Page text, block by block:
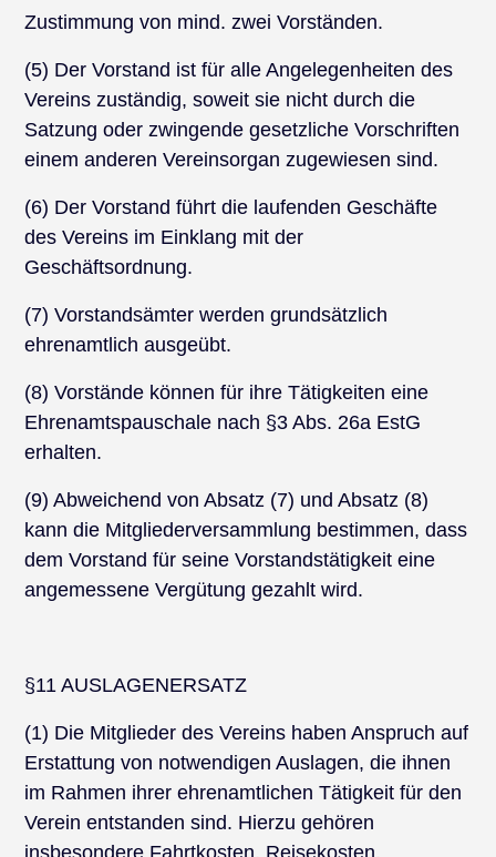
Zustimmung von mind. zwei Vorständen.
(5) Der Vorstand ist für alle Angelegenheiten des
Vereins zuständig, soweit sie nicht durch die
Satzung oder zwingende gesetzliche Vorschriften
einem anderen Vereinsorgan zugewiesen sind.
(6) Der Vorstand führt die laufenden Geschäfte
des Vereins im Einklang mit der
Geschäftsordnung.
(7) Vorstandsämter werden grundsätzlich
ehrenamtlich ausgeübt.
(8) Vorstände können für ihre Tätigkeiten eine
Ehrenamtspauschale nach §3 Abs. 26a EstG
erhalten.
(9) Abweichend von Absatz (7) und Absatz (8)
kann die Mitgliederversammlung bestimmen, dass
dem Vorstand für seine Vorstandstätigkeit eine
angemessene Vergütung gezahlt wird.
§11 AUSLAGENERSATZ
(1) Die Mitglieder des Vereins haben Anspruch auf
Erstattung von notwendigen Auslagen, die ihnen
im Rahmen ihrer ehrenamtlichen Tätigkeit für den
Verein entstanden sind. Hierzu gehören